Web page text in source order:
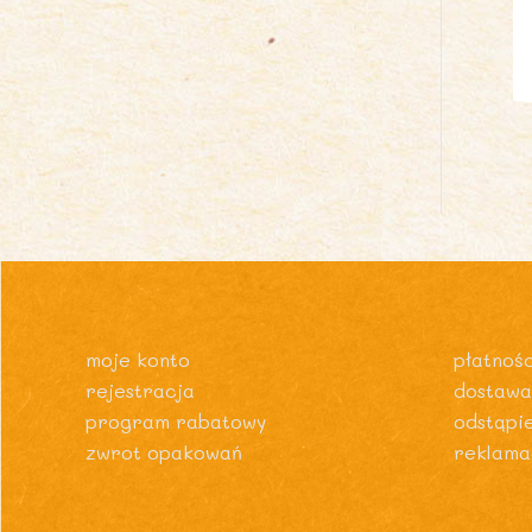
moje konto
rejestracja
program rabatowy
zwrot opakowań
dostawa